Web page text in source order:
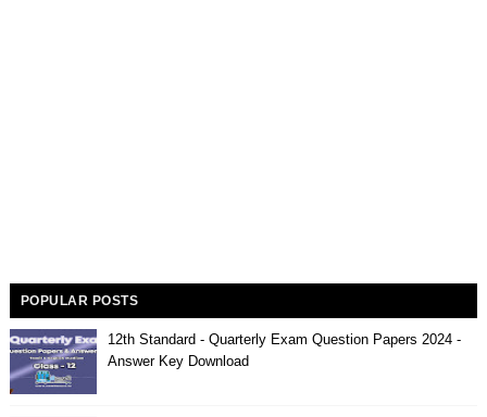
POPULAR POSTS
12th Standard - Quarterly Exam Question Papers 2024 -
Answer Key Download